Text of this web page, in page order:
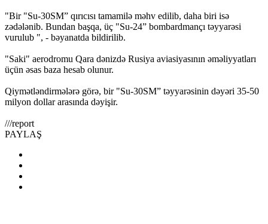
"Bir "Su-30SM” qırıcısı tamamilə məhv edilib, daha biri isə
zədələnib. Bundan başqa, üç "Su-24” bombardmançı təyyarəsi
vurulub ", - bəyanatda bildirilib.
"Saki" aerodromu Qara dənizdə Rusiya aviasiyasının əməliyyatları
üçün əsas baza hesab olunur.
Qiymətləndirmələrə görə, bir "Su-30SM” təyyarəsinin dəyəri 35-50
milyon dollar arasında dəyişir.
///report
PAYLAŞ